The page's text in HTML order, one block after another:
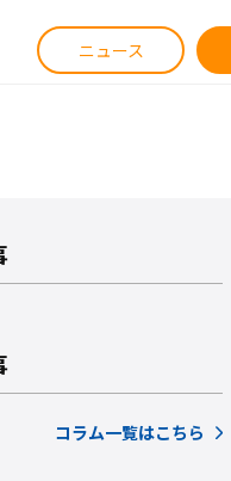
ニュース
コラム一覧はこちら